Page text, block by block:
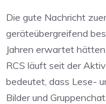
Die gute Nachricht
geräteübergreifend
Jahren erwartet
RCS läuft seit der
bedeutet, dass Lese-
Bilder und